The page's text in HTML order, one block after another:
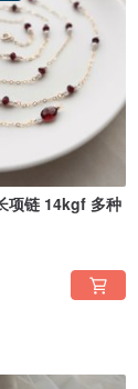
项链 14kgf 多种